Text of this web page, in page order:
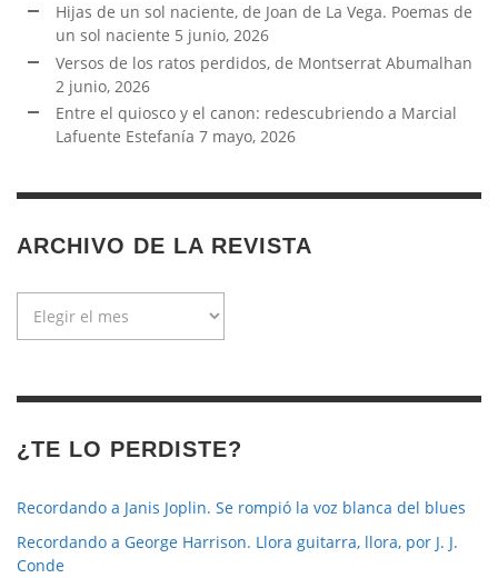
Hijas de un sol naciente, de Joan de La Vega. Poemas de
un sol naciente 5 junio, 2026
Versos de los ratos perdidos, de Montserrat Abumalhan
2 junio, 2026
Entre el quiosco y el canon: redescubriendo a Marcial
Lafuente Estefanía 7 mayo, 2026
ARCHIVO DE LA REVISTA
¿TE LO PERDISTE?
Recordando a Janis Joplin. Se rompió la voz blanca del blues
Recordando a George Harrison. Llora guitarra, llora, por J. J.
Conde